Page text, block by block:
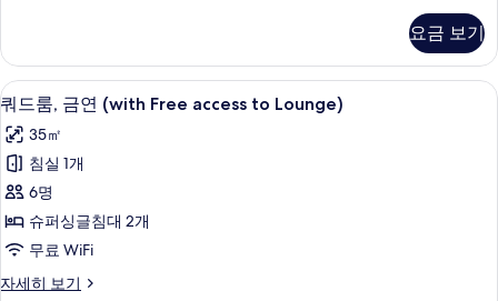
모
두
보
기
연
(INTERGATE,Free
access
to
Lounge)
자
세
히
보
기
요금 보기
쿼
드
룸,
금
연
(with
Free
access
쿼드룸, 금연 (with Free access to
6
쿼드룸, 금연 (with Free access to Lounge)
35㎡
침실 1개
6명
슈퍼싱글침대 2개
무료 WiFi
자세히 보기
쿼